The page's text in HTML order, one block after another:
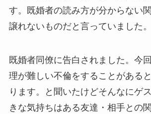
す。既婚者の読み方が分からない
譲れないものだと言っていました。
既婚者同僚に告白されました。今
理が難しい不倫をすることがある
ります。と聞いたけどそんなにゲ
きな気持ちはある友達・相手との